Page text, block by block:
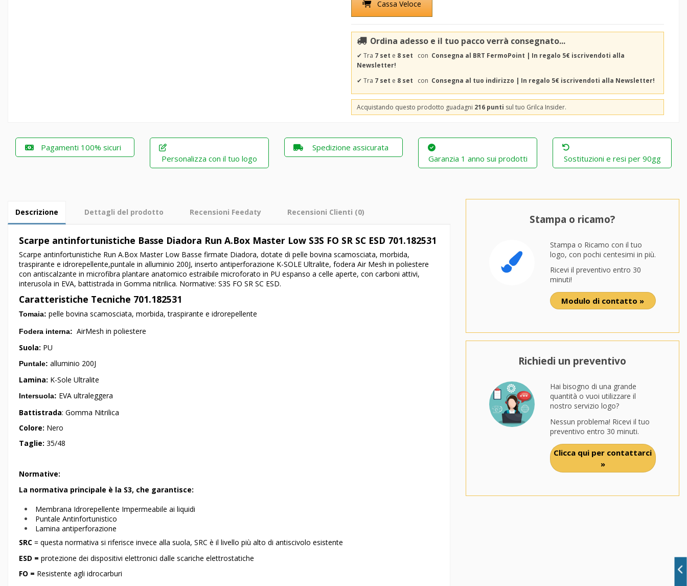
Cassa Veloce
Ordina adesso e il tuo pacco verrà consegnato...
✔ Tra 7 set e 8 set con Consegna al BRT FermoPoint | In regalo 5€ iscrivendoti alla
Newsletter!
✔ Tra 7 set e 8 set con Consegna al tuo indirizzo | In regalo 5€ iscrivendoti alla Newsletter!
Acquistando questo prodotto guadagni 216 punti sul tuo Grilca Insider.
Pagamenti 100% sicuri
Personalizza con il tuo logo
Spedizione assicurata
Garanzia 1 anno sui prodotti
Sostituzioni e resi per 90gg
Descrizione Dettagli del prodotto Recensioni Feedaty Recensioni Clienti (0)
Scarpe antinfortunistiche Basse Diadora Run A.Box Master Low S3S FO SR SC ESD 701.182531
Scarpe antinfortunistiche Run A.Box Master Low Basse firmate Diadora, dotate di pelle bovina scamosciata, morbida,
traspirante e idrorepellente,puntale in alluminio 200J, inserto antiperforazione K-SOLE Ultralite, fodera Air Mesh in poliestere
con antiscalzante in microfibra plantare anatomico estraibile microforato in PU espanso a celle aperte, con carboni attivi,
interusola in EVA, battistrada in Gomma nitrilica. Normative: S3S FO SR SC ESD.
Caratteristiche Tecniche 701.182531
Tomaia: pelle bovina scamosciata, morbida, traspirante e idrorepellente
Fodera interna: AirMesh in poliestere
Suola: PU
Puntale: alluminio 200J
Lamina: K-Sole Ultralite
Intersuola: EVA ultraleggera
Battistrada: Gomma Nitrilica
Colore: Nero
Taglie: 35/48
Normative:
La normativa principale è la S3, che garantisce:
Membrana Idrorepellente Impermeabile ai liquidi
Puntale Antinfortunistico
Lamina antiperforazione
SRC = questa normativa si riferisce invece alla suola, SRC è il livello più alto di antiscivolo esistente
ESD = protezione dei dispositivi elettronici dalle scariche elettrostatiche
FO = Resistente agli idrocarburi
Stampa o ricamo?
Stampa o Ricamo con il tuo
logo, con pochi centesimi in più.
Ricevi il preventivo entro 30
minuti!
Modulo di contatto »
Richiedi un preventivo
Hai bisogno di una grande
quantità o vuoi utilizzare il
nostro servizio logo?
Nessun problema! Ricevi il tuo
preventivo entro 30 minuti.
Clicca qui per contattarci
»